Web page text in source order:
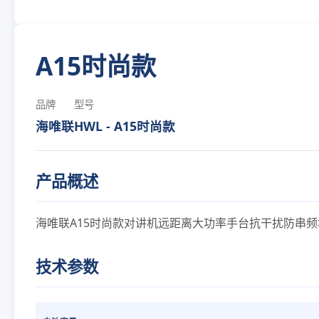
A15时尚款
品牌
海唯联
型号
HWL - A15时尚款
产品概述
海唯联A15时尚款对讲机远距离大功率手台抗干扰防串
技术参数